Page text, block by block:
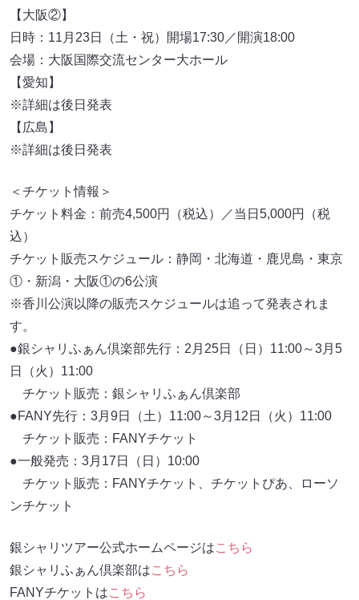
【大阪②】
日時：11月23日（土・祝）開場17:30／開演18:00
会場：大阪国際交流センター大ホール
【愛知】
※詳細は後日発表
【広島】
※詳細は後日発表
＜チケット情報＞
チケット料金：前売4,500円（税込）／当日5,000円（税
込）
チケット販売スケジュール：静岡・北海道・鹿児島・東京
①・新潟・大阪①の6公演
※香川公演以降の販売スケジュールは追って発表されま
す。
●銀シャリふぁん倶楽部先行：2月25日（日）11:00～3月5
日（火）11:00
チケット販売：銀シャリふぁん倶楽部
●FANY先行：3月9日（土）11:00～3月12日（火）11:00
チケット販売：FANYチケット
●一般発売：3月17日（日）10:00
チケット販売：FANYチケット、チケットぴあ、ローソ
ンチケット
銀シャリツアー公式ホームページはこちら
銀シャリふぁん倶楽部はこちら
FANYチケットはこちら